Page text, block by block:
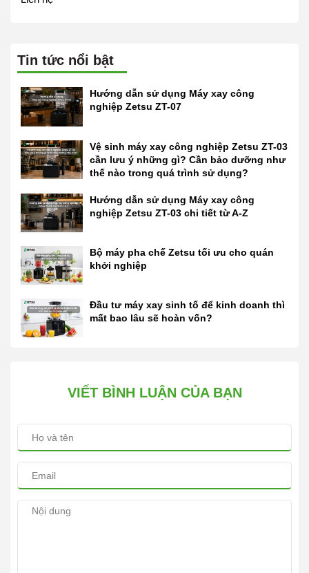
Tin tức nổi bật
Hướng dẫn sử dụng Máy xay công
nghiệp Zetsu ZT-07
Vệ sinh máy xay công nghiệp Zetsu ZT-03
cần lưu ý những gì? Cần bảo dưỡng như
thế nào trong quá trình sử dụng?
Hướng dẫn sử dụng Máy xay công
nghiệp Zetsu ZT-03 chi tiết từ A-Z
Bộ máy pha chế Zetsu tối ưu cho quán
khởi nghiệp
Đầu tư máy xay sinh tố để kinh doanh thì
mất bao lâu sẽ hoàn vốn?
VIẾT BÌNH LUẬN CỦA BẠN